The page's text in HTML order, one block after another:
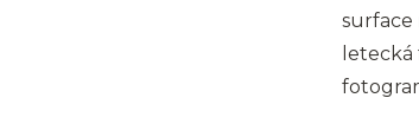
surface